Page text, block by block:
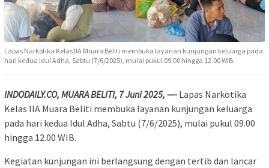
Lapas Narkotika Kelas IIA Muara Beliti membuka layanan kunjungan keluarga pada
hari kedua Idul Adha, Sabtu (7/6/2025), mulai pukul 09.00 hingga 12.00 WIB.
INDODAILY.CO, MUARA BELITI, 7 Juni 2025, —- Lapas Narkotika
Kelas IIA Muara Beliti membuka layanan kunjungan keluarga
pada hari kedua Idul Adha, Sabtu (7/6/2025), mulai pukul 09.00
hingga 12.00 WIB.
Kegiatan kunjungan ini berlangsung dengan tertib dan lancar